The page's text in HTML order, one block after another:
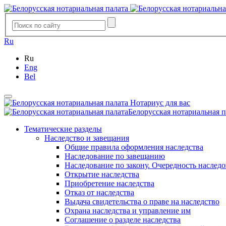
Ru
Ru
Eng
Bel
Нотариус для вас
Белорусская нотариальная
Тематические разделы
Наследство и завещания
Общие правила оформления наследства
Наследование по завещанию
Наследование по закону. Очередность
Открытие наследства
Приобретение наследства
Отказ от наследства
Выдача свидетельства о праве на наследство
Охрана наследства и управление им
Соглашение о разделе наследства